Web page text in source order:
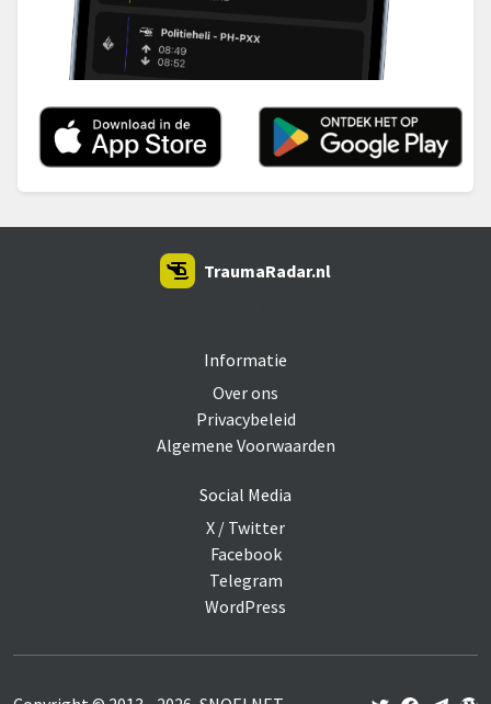
Informatie
Over ons
Privacybeleid
Algemene Voorwaarden
Social Media
X / Twitter
Facebook
Telegram
WordPress
TraumaRadar.nl